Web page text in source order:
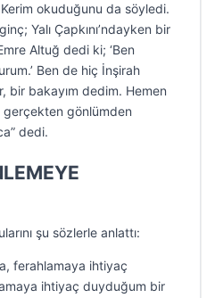
Kerim okuduğunu da söyledi.
Yalı Çapkını’ndayken bir
Altuğ dedi ki; ‘Ben
Ben de hiç İnşirah
bir bakayım dedim. Hemen
gerçekten gönlümden
dedi.
şu sözlerle anlattı:
ferahlamaya ihtiyaç
ihtiyaç duyduğum bir